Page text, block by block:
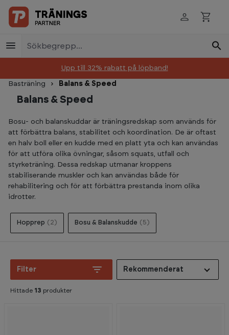
Skip to main content
Upp till 32% rabatt på löpband!
Basträning Balans & Speed
Balans & Speed
Bosu- och balanskuddar är träningsredskap som används för
att förbättra balans, stabilitet och koordination. De är oftast
en halv boll eller en kudde med en platt yta och kan användas
för att utföra olika övningar, såsom squats, utfall och
styrketräning. Dessa redskap utmanar kroppens
stabiliserande muskler och kan användas både för
rehabilitering och för att förbättra prestanda inom olika
idrotter.
Hopprep (2) Bosu & Balanskudde (5)
Filter Rekommenderat
Hittade 13 produkter